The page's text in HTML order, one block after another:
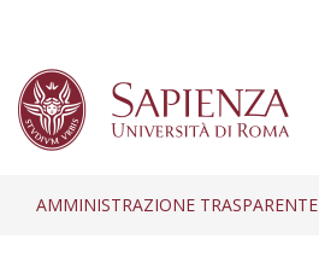
AMMINISTRAZIONE TRASPARENTE